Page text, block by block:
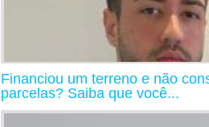
Financiou um terreno e não
parcelas? Saiba que você...